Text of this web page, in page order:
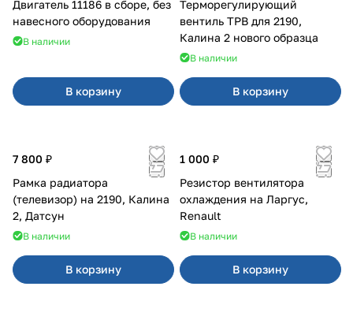
Двигатель 11186 в сборе, без
навесного оборудования
В наличии
В корзину
Терморегулирующий
вентиль ТРВ для 2190,
Калина 2 нового образца
В наличии
В корзину
7 800 ₽
Рамка радиатора
(телевизор) на 2190, Калина
2, Датсун
В наличии
В корзину
1 000 ₽
Резистор вентилятора
охлаждения на Ларгус,
Renault
В наличии
В корзину